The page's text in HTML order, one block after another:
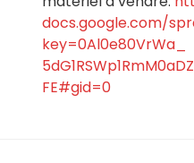
docs.google.com/
key=0Al0e80VrWa_
FE#gid=0